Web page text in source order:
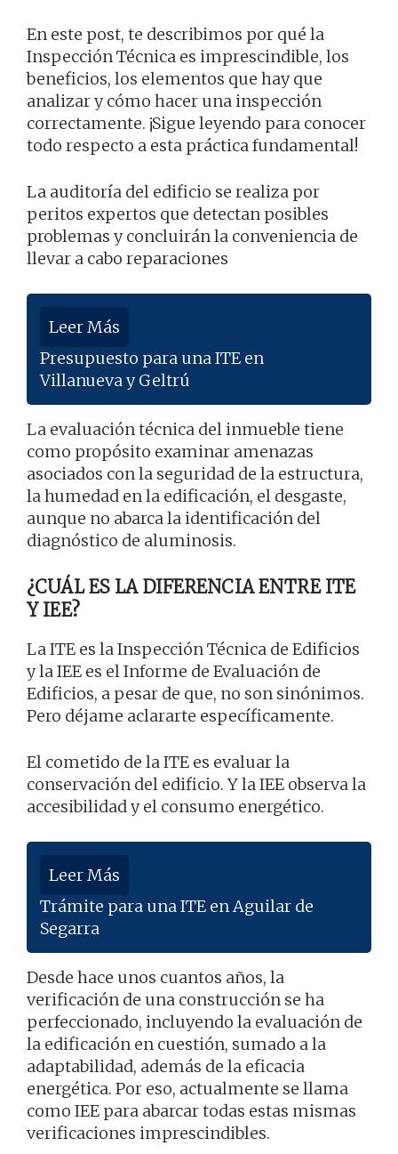
En este post, te describimos por qué la
Inspección Técnica es imprescindible, los
beneficios, los elementos que hay que
analizar y cómo hacer una inspección
correctamente. ¡Sigue leyendo para conocer
todo respecto a esta práctica fundamental!
La auditoría del edificio se realiza por
peritos expertos que detectan posibles
problemas y concluirán la conveniencia de
llevar a cabo reparaciones
Leer Más
Presupuesto para una ITE en
Villanueva y Geltrú
La evaluación técnica del inmueble tiene
como propósito examinar amenazas
asociados con la seguridad de la estructura,
la humedad en la edificación, el desgaste,
aunque no abarca la identificación del
diagnóstico de aluminosis.
¿CUÁL ES LA DIFERENCIA ENTRE ITE
Y IEE?
La ITE es la Inspección Técnica de Edificios
y la IEE es el Informe de Evaluación de
Edificios, a pesar de que, no son sinónimos.
Pero déjame aclararte específicamente.
El cometido de la ITE es evaluar la
conservación del edificio. Y la IEE observa la
accesibilidad y el consumo energético.
Leer Más
Trámite para una ITE en Aguilar de
Segarra
Desde hace unos cuantos años, la
verificación de una construcción se ha
perfeccionado, incluyendo la evaluación de
la edificación en cuestión, sumado a la
adaptabilidad, además de la eficacia
energética. Por eso, actualmente se llama
como IEE para abarcar todas estas mismas
verificaciones imprescindibles.